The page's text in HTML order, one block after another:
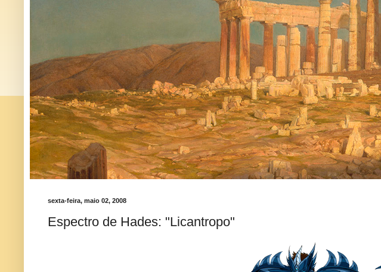
sexta-feira, maio 02, 2008
Espectro de Hades: "Licantropo"